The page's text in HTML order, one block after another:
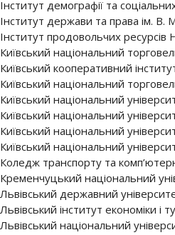
Інститут демографії та
Інститут держави та права ім.
Інститут продовольчих ресурсів
Київський національний
Київський кооперативний
Київський національний
Київський національний
Київський національний
Київський національний
Київський національний
Коледж транспорту та
Кременчуцький національний
Львівський державний
Львівський інститут економіки і
Львівський національний